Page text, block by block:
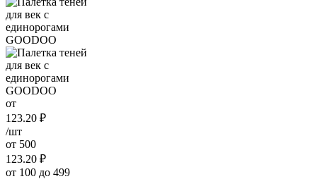
от
123.20 ₽
/шт
от 500
123.20 ₽
от 100 до 499